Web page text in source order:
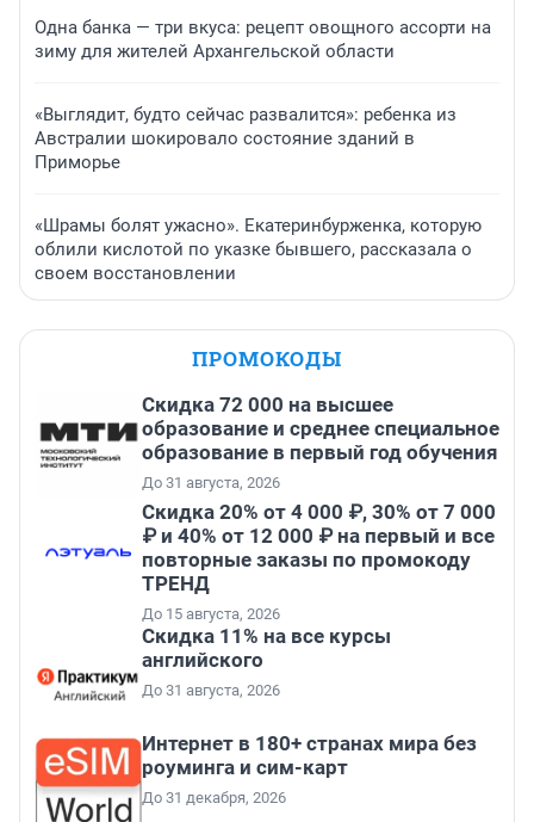
Одна банка — три вкуса: рецепт овощного ассорти на
зиму для жителей Архангельской области
«Выглядит, будто сейчас развалится»: ребенка из
Австралии шокировало состояние зданий в
Приморье
«Шрамы болят ужасно». Екатеринбурженка, которую
облили кислотой по указке бывшего, рассказала о
своем восстановлении
ПРОМОКОДЫ
Скидка 72 000 на высшее
образование и среднее специальное
образование в первый год обучения
До 31 августа, 2026
Скидка 20% от 4 000 ₽, 30% от 7 000
₽ и 40% от 12 000 ₽ на первый и все
повторные заказы по промокоду
ТРЕНД
До 15 августа, 2026
Скидка 11% на все курсы
английского
До 31 августа, 2026
Интернет в 180+ странах мира без
роуминга и сим-карт
До 31 декабря, 2026